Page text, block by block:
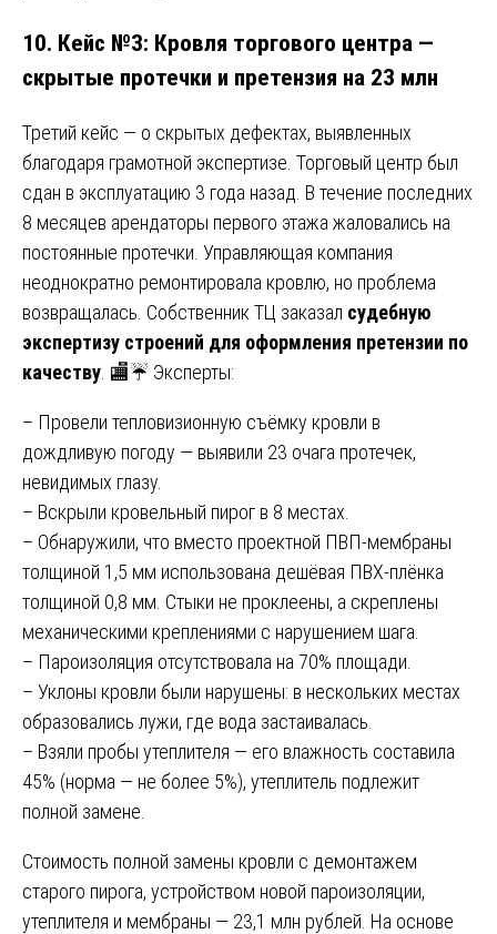
10. Кейс №3: Кровля торгового центра —
скрытые протечки и претензия на 23 млн
Третий кейс — о скрытых дефектах, выявленных
благодаря грамотной экспертизе. Торговый центр был
сдан в эксплуатацию 3 года назад. В течение последних
8 месяцев арендаторы первого этажа жаловались на
постоянные протечки. Управляющая компания
неоднократно ремонтировала кровлю, но проблема
возвращалась. Собственник ТЦ заказал судебную
экспертизу строений для оформления претензии по
качеству . 🏬☔ Эксперты:
– Провели тепловизионную съёмку кровли в
дождливую погоду — выявили 23 очага протечек,
невидимых глазу.
– Вскрыли кровельный пирог в 8 местах.
– Обнаружили, что вместо проектной ПВП-мембраны
толщиной 1,5 мм использована дешёвая ПВХ-плёнка
толщиной 0,8 мм. Стыки не проклеены, а скреплены
механическими креплениями с нарушением шага.
– Пароизоляция отсутствовала на 70% площади.
– Уклоны кровли были нарушены: в нескольких местах
образовались лужи, где вода застаивалась.
– Взяли пробы утеплителя — его влажность составила
45% (норма — не более 5%), утеплитель подлежит
полной замене.
Стоимость полной замены кровли с демонтажем
старого пирога, устройством новой пароизоляции,
утеплителя и мембраны — 23,1 млн рублей. На основе